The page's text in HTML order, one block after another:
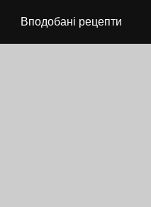
Вподобані рецепти